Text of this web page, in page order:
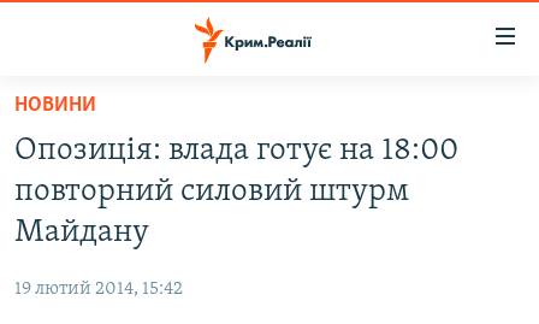
Перейти
основного
матеріалу
Перейти
до
основної
ВОДА.КРИМ
ВІДЕО ТА ФОТО
БЛОГИ
НОВИНИ
Опозиція: влада готує на 18:00
повторний силовий штурм
Майдану
19 лютий 2014, 15:42